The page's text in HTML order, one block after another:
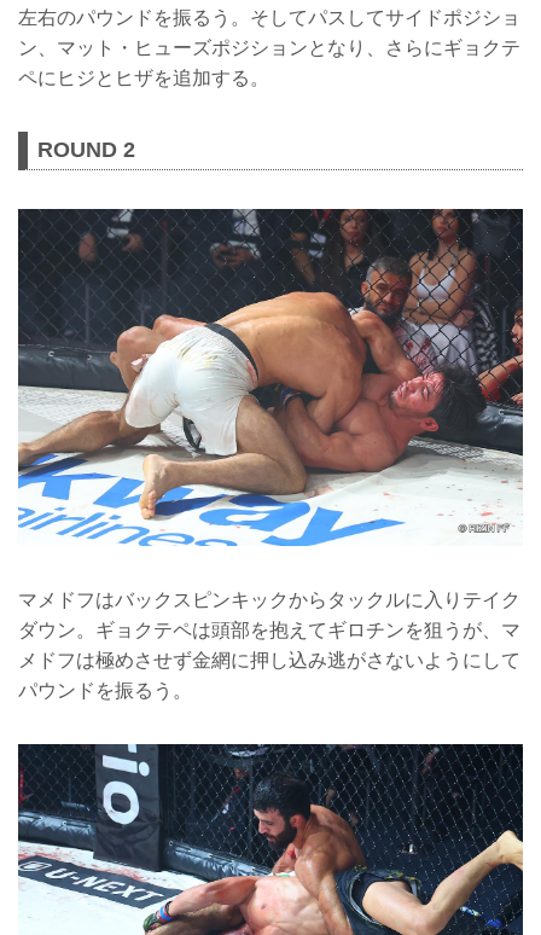
左右のパウンドを振るう。そしてパスしてサイドポジショ
ン、マット・ヒューズポジションとなり、さらにギョクテ
ペにヒジとヒザを追加する。
ROUND 2
マメドフはバックスピンキックからタックルに入りテイク
ダウン。ギョクテペは頭部を抱えてギロチンを狙うが、マ
メドフは極めさせず金網に押し込み逃がさないようにして
パウンドを振るう。